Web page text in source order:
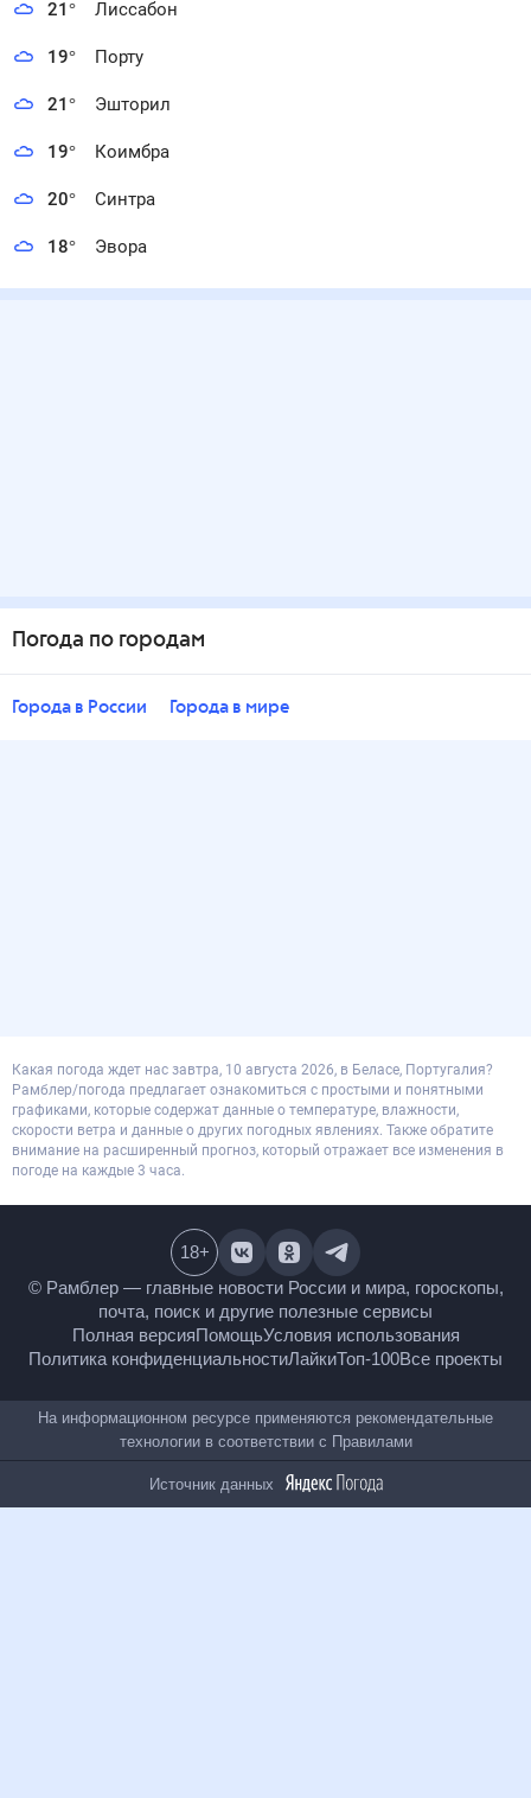
21° Лиссабон
19° Порту
21° Эшторил
19° Коимбра
20° Синтра
18° Эвора
Погода по городам
Города в России Города в мире
Какая погода ждет нас завтра, 10 августа 2026, в Беласе, Португалия?
Рамблер/погода предлагает ознакомиться с простыми и понятными
графиками, которые содержат данные о температуре, влажности,
скорости ветра и данные о других погодных явлениях. Также обратите
внимание на расширенный прогноз, который отражает все изменения в
погоде на каждые 3 часа.
© Рамблер — главные новости России и мира,
гороскопы, почта, поиск и другие полезные сервисы
Полная версияПомощьУсловия использования
Политика конфиденциальностиЛайкиТоп-100
18+
На информационном ресурсе применяются
рекомендательные технологии в соответствии сПравилами
Источник данных